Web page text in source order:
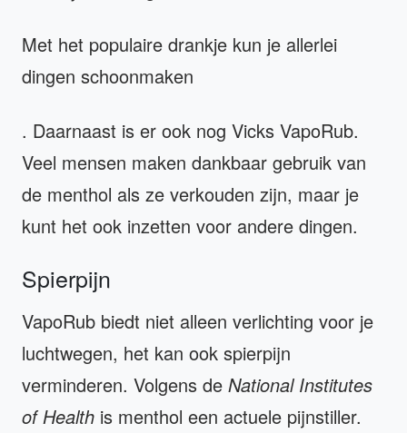
Met het populaire drankje kun je allerlei
dingen schoonmaken
. Daarnaast is er ook nog Vicks VapoRub.
Veel mensen maken dankbaar gebruik van
de menthol als ze verkouden zijn, maar je
kunt het ook inzetten voor andere dingen.
Spierpijn
VapoRub biedt niet alleen verlichting voor je
luchtwegen, het kan ook spierpijn
verminderen. Volgens de National Institutes
of Health is menthol een actuele pijnstiller.